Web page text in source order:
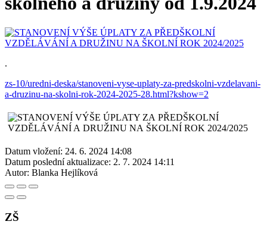
.
zs-10/uredni-deska/stanoveni-vyse-uplaty-za-predskolni-vzdelavani-
a-druzinu-na-skolni-rok-2024-2025-28.html?kshow=2
Datum vložení: 24. 6. 2024 14:08
Datum poslední aktualizace: 2. 7. 2024 14:11
Autor: Blanka Hejlíková
ZŠ